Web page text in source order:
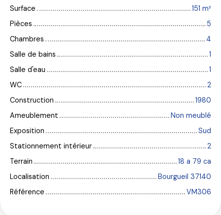
Surface
151 m²
Pièces
5
Chambres
4
Salle de bains
1
Salle d'eau
1
WC
2
Construction
1980
Ameublement
Non meublé
Exposition
Sud
Stationnement intérieur
2
Terrain
18 a 79 ca
Localisation
Bourgueil 37140
Référence
VM306